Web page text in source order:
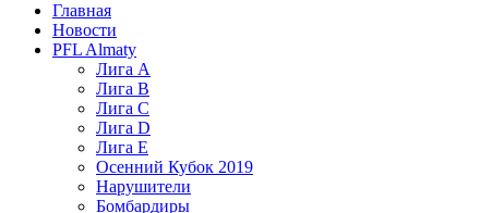
Главная
Новости
PFL Almaty
Лига A
Лига В
Лига С
Лига D
Лига Е
Осенний Кубок 2019
Нарушители
Бомбардиры